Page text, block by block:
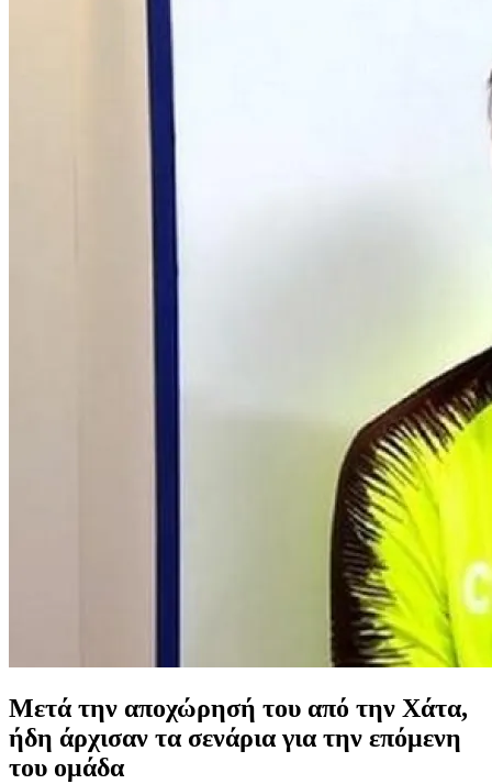
Μετά την αποχώρησή του από την Χάτα,
ήδη άρχισαν τα σενάρια για την επόμενη
του ομάδα